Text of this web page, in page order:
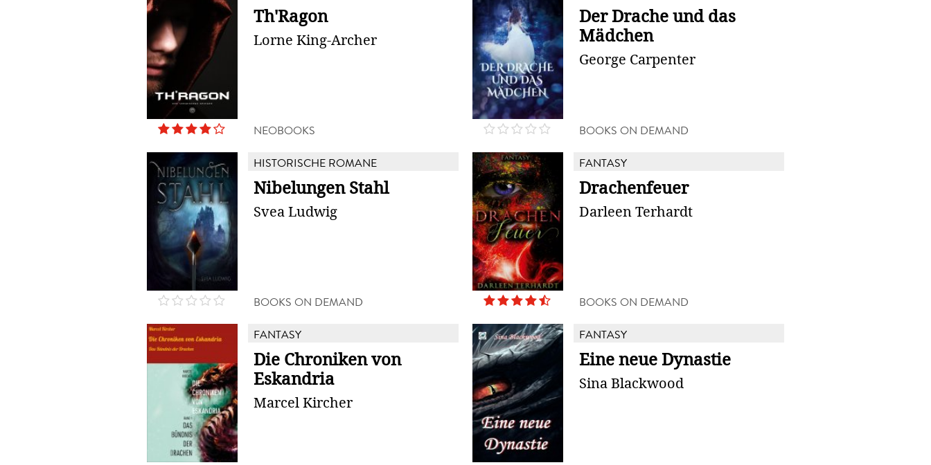
Th'Ragon
Lorne King-Archer
NEOBOOKS
Der Drache und das
Mädchen
George Carpenter
BOOKS ON DEMAND
HISTORISCHE ROMANE
Nibelungen Stahl
Svea Ludwig
BOOKS ON DEMAND
FANTASY
Drachenfeuer
Darleen Terhardt
BOOKS ON DEMAND
FANTASY
Die Chroniken von
Eskandria
Marcel Kircher
FANTASY
Eine neue Dynastie
Sina Blackwood